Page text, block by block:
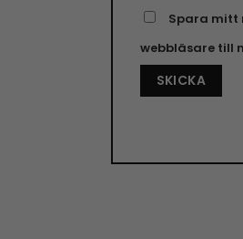
Spara mitt
webbläsare till